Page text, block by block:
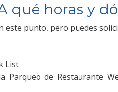
qué horas y
este punto, pero puedes
List
Parqueo de Restaurante